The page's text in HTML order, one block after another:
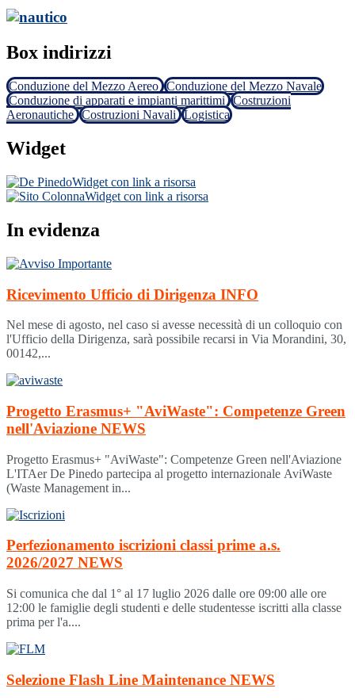
Box indirizzi
Conduzione del Mezzo Aereo Conduzione del Mezzo Navale
Conduzione di apparati e impianti marittimi Costruzioni
Aeronautiche Costruzioni Navali Logistica
Widget
Widget con link a risorsa
Widget con link a risorsa
In evidenza
Ricevimento Ufficio di Dirigenza INFO
Nel mese di agosto, nel caso si avesse necessità di un colloquio con
l'Ufficio della Dirigenza, sarà possibile recarsi in Via Morandini, 30,
00142,...
Progetto Erasmus+ "AviWaste": Competenze Green
nell'Aviazione NEWS
Progetto Erasmus+ "AviWaste": Competenze Green nell'Aviazione
L'ITAer De Pinedo partecipa al progetto internazionale AviWaste
(Waste Management in...
Perfezionamento iscrizioni classi prime a.s.
2026/2027 NEWS
Si comunica che dal 1° al 17 luglio 2026 dalle ore 09:00 alle ore
12:00 le famiglie degli studenti e delle studentesse iscritti alla classe
prima per l'a....
Selezione Flash Line Maintenance NEWS